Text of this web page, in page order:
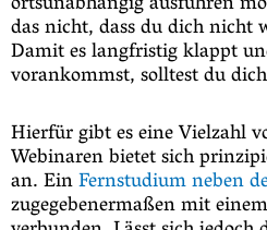
das nicht, dass du dich nicht
Damit es langfristig klappt
vorankommst, solltest du
Hierfür gibt es eine Vielzahl
Webinaren bietet sich
an. EinFernstudium neben
zugegebenermaßen mit